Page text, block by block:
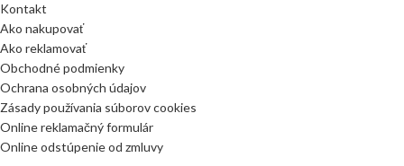
Kontakt
Ako nakupovať
Ako reklamovať
Obchodné podmienky
Ochrana osobných údajov
Zásady používania súborov cookies
Online reklamačný formulár
Online odstúpenie od zmluvy